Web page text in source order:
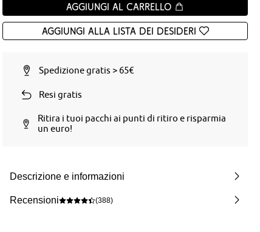
Aggiungi al carrello
Aggiungi alla Lista dei desideri
Spedizione gratis > 65€
Resi gratis
Ritira i tuoi pacchi ai punti di ritiro e risparmia
un euro!
Descrizione e informazioni
Recensioni (388)